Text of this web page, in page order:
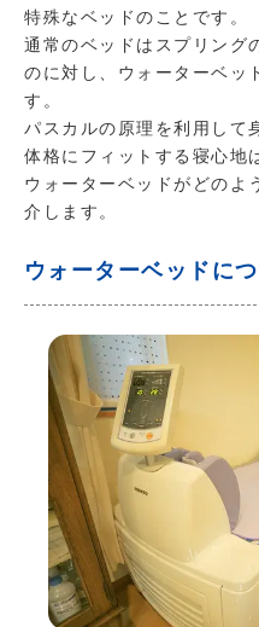
特殊なベッドのことです。
通常のベッドはスプリング
のに対し、ウォーターベッ
す。
パスカルの原理を利用して
体格にフィットする寝心地
ウォーターベッドがどのよ
介します。
ウォーターベッドに